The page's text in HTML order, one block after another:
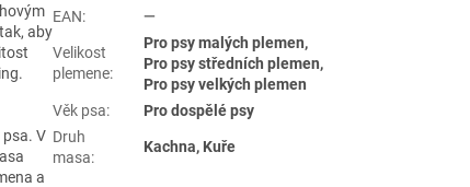
aby
V
a
EAN: —
Velikost
plemene:
Pro psy malých plemen,
Pro psy středních plemen,
Pro psy velkých plemen
Věk psa:
Pro dospělé psy
Druh
masa:
Kachna, Kuře